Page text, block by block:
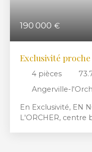
190 000 €
Exclusivité
4 pièces
Angerville-
En Exclusivité, EN
L'ORCHER, centre